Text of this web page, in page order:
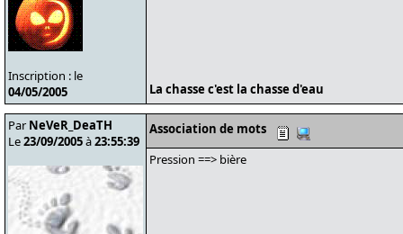
Inscription : le
04/05/2005
La chasse c'est la chasse d'eau
Par NeVeR_DeaTH
Le23/09/2005à23:55:39
Association de mots
Pression ==> bière